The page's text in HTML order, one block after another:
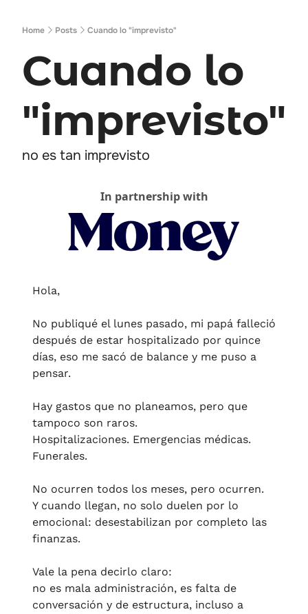
Home Posts Cuando lo "imprevisto"
Cuando lo
"imprevisto"
no es tan imprevisto
In partnership with
Hola,
No publiqué el lunes pasado, mi papá falleció
después de estar hospitalizado por quince
días, eso me sacó de balance y me puso a
pensar.
Hay gastos que no planeamos, pero que
tampoco son raros.
Hospitalizaciones. Emergencias médicas.
Funerales.
No ocurren todos los meses, pero ocurren.
Y cuando llegan, no solo duelen por lo
emocional: desestabilizan por completo las
finanzas.
Vale la pena decirlo claro:
no es mala administración, es falta de
conversación y de estructura, incluso a